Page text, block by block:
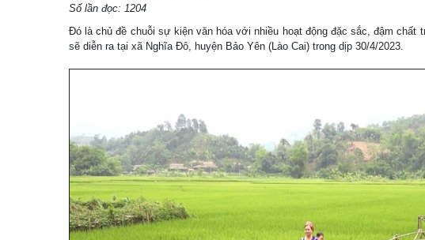
Số lần đọc: 1204
Đó là chủ đề chuỗi sự kiện văn hóa với nhiều hoạt động đặc sắc, đậm chất
sẽ diễn ra tại xã Nghĩa Đô, huyện Bảo Yên (Lào Cai) trong dịp 30/4/2023.